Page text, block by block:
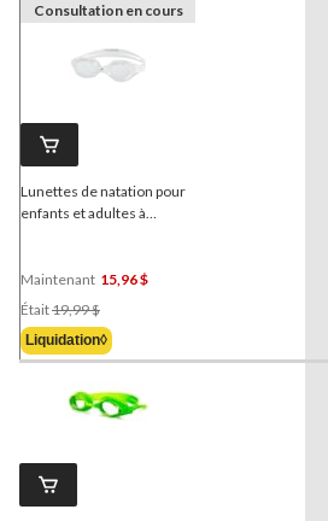
Consultation en cours
Lunettes de natation pour
enfants et adultes à
varié
Maintenant 15,96 $
Était19,99 $
Était
19,99 $
Liquidation◊